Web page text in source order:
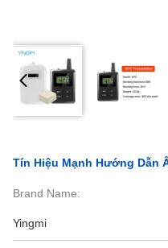
Tín Hiệu Mạnh Hướng Dẫn
Brand Name:
Yingmi